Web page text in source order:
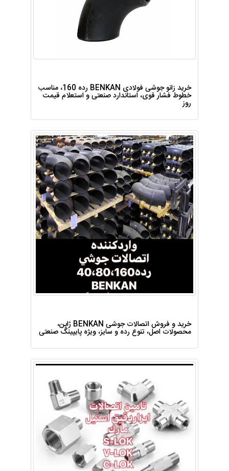
خرید زانو جوشی فولادی BENKAN رده 160، مناسب
خطوط فشار قوی، استاندارد صنعتی و استعلام قیمت
روز
خرید و فروش اتصالات جوشی BENKAN ژاپن،
محصولات اصل، تنوع رده و سایز، ویژه پایپینگ صنعتی